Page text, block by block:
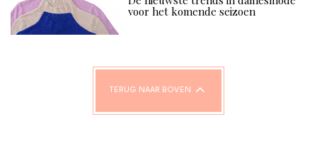
voor het komende seizoen
TERUG NAAR BOVEN